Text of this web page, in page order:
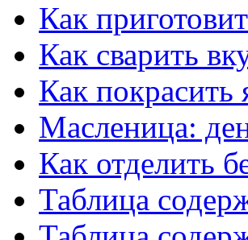
Как
Как сварить
Как покрасить
Масленица:
Как отделить
Таблица